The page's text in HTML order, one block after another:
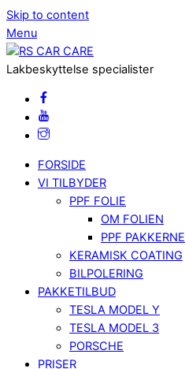
Skip to content
Menu
Lakbeskyttelse specialister
FORSIDE
VI TILBYDER
PPF FOLIE
OM FOLIEN
PPF PAKKERNE
KERAMISK COATING
BILPOLERING
PAKKETILBUD
TESLA MODEL Y
TESLA MODEL 3
PORSCHE
PRISER